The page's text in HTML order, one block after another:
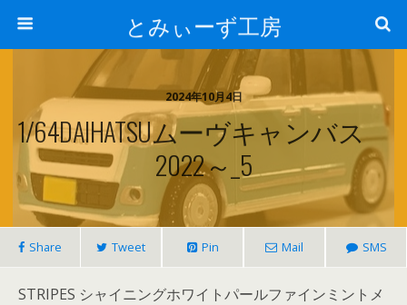
とみぃーず工房
2024年10月4日
1/64DAIHATSUムーヴキャンバス
2022～_5
Share Tweet Pin Mail SMS
STRIPES シャイニングホワイトパールファインミントメ